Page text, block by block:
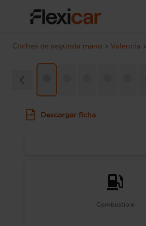
Coches de segunda mano Valencia
Descargar ficha
Combustible